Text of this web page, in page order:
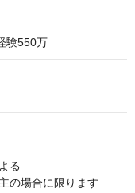
験550万
る
の場合に限ります